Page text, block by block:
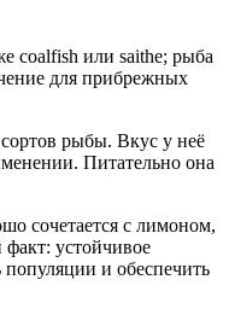
coalfish или saithe; рыба
для прибрежных
рыбы. Вкус у неё
Питательно она
сочетается с лимоном,
устойчивое
и обеспечить